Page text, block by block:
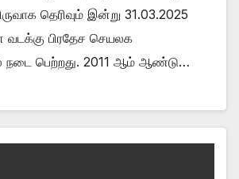
தெரிவும் இன்று 31.03.2025
பிரதேச செயலக
நடை பெற்றது. 2011 ஆம் ஆண்டு…